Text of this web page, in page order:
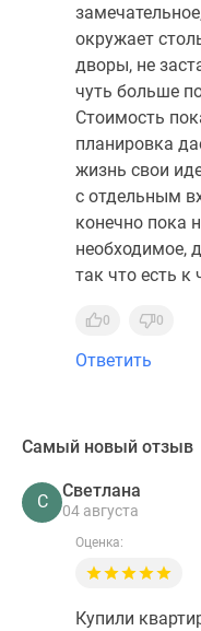
окружает
дворы, не
чуть больше
Стоимость
планировка
жизнь свои
с отдельным
конечно пока
необходимое,
так что есть к
0 0
Ответить
Самый новый отзыв
С
Светлана
04 августа
Оценка:
Купили